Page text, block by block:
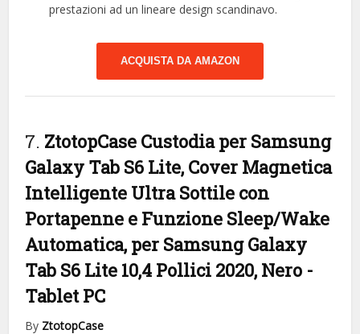
prestazioni ad un lineare design scandinavo.
ACQUISTA DA AMAZON
7. ZtotopCase Custodia per Samsung
Galaxy Tab S6 Lite, Cover Magnetica
Intelligente Ultra Sottile con
Portapenne e Funzione Sleep/Wake
Automatica, per Samsung Galaxy
Tab S6 Lite 10,4 Pollici 2020, Nero -
Tablet PC
By ZtotopCase